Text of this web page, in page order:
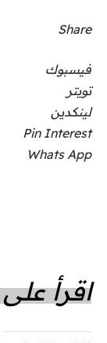
Share
فيسبوك
تويتر
لينكدين
Pin Interest
Whats App
اقرأ